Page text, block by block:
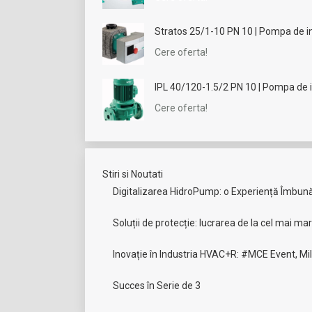
Doriti montaj sau consultanta?
Nu ezitati sa ne contactati la
Stratos 25/1-10 PN 10 | Pompa de
Cere oferta!
IPL 40/120-1.5/2 PN 10 | Pompa
Cere oferta!
Stiri si Noutati
Digitalizarea HidroPump: o Experiență
Soluții de protecție: lucrarea de la cel mai
Inovație în Industria HVAC+R: #MCE Event,
Succes în Serie de 3